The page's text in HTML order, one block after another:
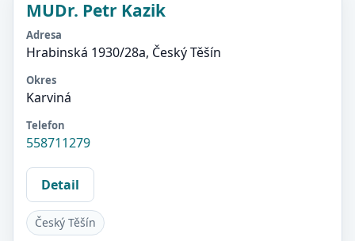
MUDr. Petr Kazik
Adresa
Hrabinská 1930/28a, Český Těšín
Okres
Karviná
Telefon
558711279
Detail
Český Těšín